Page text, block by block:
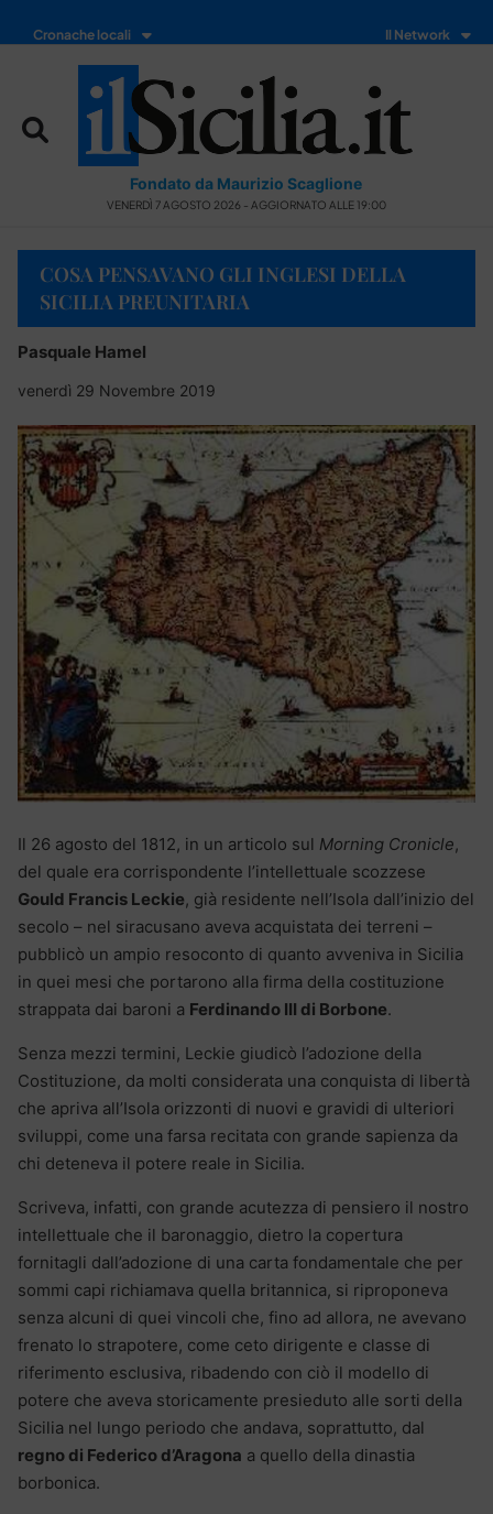
Cronache locali Il Network
Fondato da Maurizio Scaglione
VENERDÌ 7 AGOSTO 2026 - AGGIORNATO ALLE 19:00
COSA PENSAVANO GLI INGLESI DELLA
SICILIA PREUNITARIA
Pasquale Hamel
venerdì 29 Novembre 2019
Il 26 agosto del 1812, in un articolo sul Morning Cronicle,
del quale era corrispondente l’intellettuale scozzese
Gould Francis Leckie, già residente nell’Isola dall’inizio del
secolo – nel siracusano aveva acquistata dei terreni –
pubblicò un ampio resoconto di quanto avveniva in Sicilia
in quei mesi che portarono alla firma della costituzione
strappata dai baroni a Ferdinando III di Borbone.
Senza mezzi termini, Leckie giudicò l’adozione della
Costituzione, da molti considerata una conquista di libertà
che apriva all’Isola orizzonti di nuovi e gravidi di ulteriori
sviluppi, come una farsa recitata con grande sapienza da
chi deteneva il potere reale in Sicilia.
Scriveva, infatti, con grande acutezza di pensiero il nostro
intellettuale che il baronaggio, dietro la copertura
fornitagli dall’adozione di una carta fondamentale che per
sommi capi richiamava quella britannica, si riproponeva
senza alcuni di quei vincoli che, fino ad allora, ne avevano
frenato lo strapotere, come ceto dirigente e classe di
riferimento esclusiva, ribadendo con ciò il modello di
potere che aveva storicamente presieduto alle sorti della
Sicilia nel lungo periodo che andava, soprattutto, dal
regno di Federico d’Aragona a quello della dinastia
borbonica.